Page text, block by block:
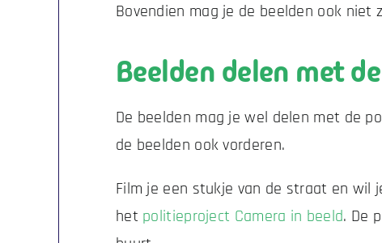
Bovendien mag je de beelden ook niet
Beelden delen met
De beelden mag je wel delen met de
de beelden ook vorderen.
Film je een stukje van de straat en wil
het politieproject Camera in beeld. De